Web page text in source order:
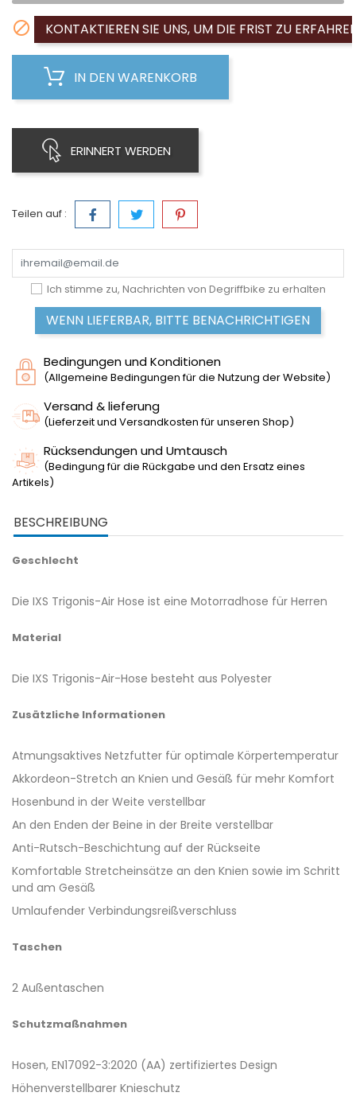
 KONTAKTIEREN SIE UNS, UM DIE FRIST ZU
IN DEN WARENKORB
ERINNERT WERDEN
Teilen auf :
Ich stimme zu, Nachrichten von Degriffbike zu erhalten
WENN LIEFERBAR, BITTE BENACHRICHTIGEN
Bedingungen und Konditionen
(Allgemeine Bedingungen für die Nutzung der Website)
Versand & lieferung
(Lieferzeit und Versandkosten für unseren Shop)
Rücksendungen und Umtausch
(Bedingung für die Rückgabe und den Ersatz eines
Artikels)
BESCHREIBUNG
Geschlecht
Die IXS Trigonis-Air Hose ist eine Motorradhose für Herren
Material
Die IXS Trigonis-Air-Hose besteht aus Polyester
Zusätzliche Informationen
Atmungsaktives Netzfutter für optimale Körpertemperatur
Akkordeon-Stretch an Knien und Gesäß für mehr Komfort
Hosenbund in der Weite verstellbar
An den Enden der Beine in der Breite verstellbar
Anti-Rutsch-Beschichtung auf der Rückseite
Komfortable Stretcheinsätze an den Knien sowie im Schritt
und am Gesäß
Umlaufender Verbindungsreißverschluss
Taschen
2 Außentaschen
Schutzmaßnahmen
Hosen, EN17092-3:2020 (AA) zertifiziertes Design
Höhenverstellbarer Knieschutz